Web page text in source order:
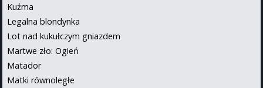
Kuźma
Legalna blondynka
Lot nad kukułczym gniazdem
Martwe zło: Ogień
Matador
Matki równoległe